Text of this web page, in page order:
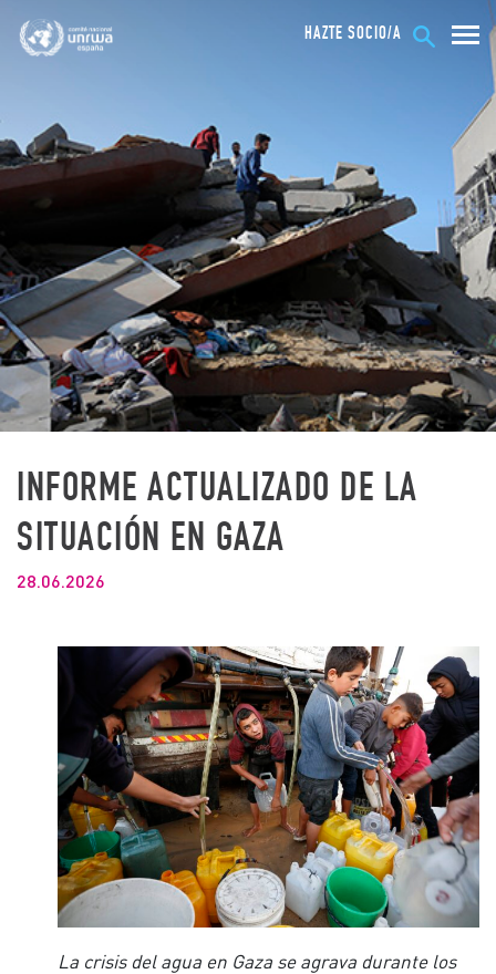
HAZTE SOCIO/A
INFORME ACTUALIZADO DE LA
SITUACIÓN EN GAZA
28.06.2026
La crisis del agua en Gaza se agrava durante los